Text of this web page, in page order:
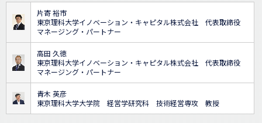
片寄 裕市
東京理科大学イノベーション・キャピタル株式会社 代表取締役
マネージング・パートナー
高田 久徳
東京理科大学イノベーション・キャピタル株式会社 代表取締役
マネージング・パートナー
青木 英彦
東京理科大学大学院 経営学研究科 技術経営専攻 教授